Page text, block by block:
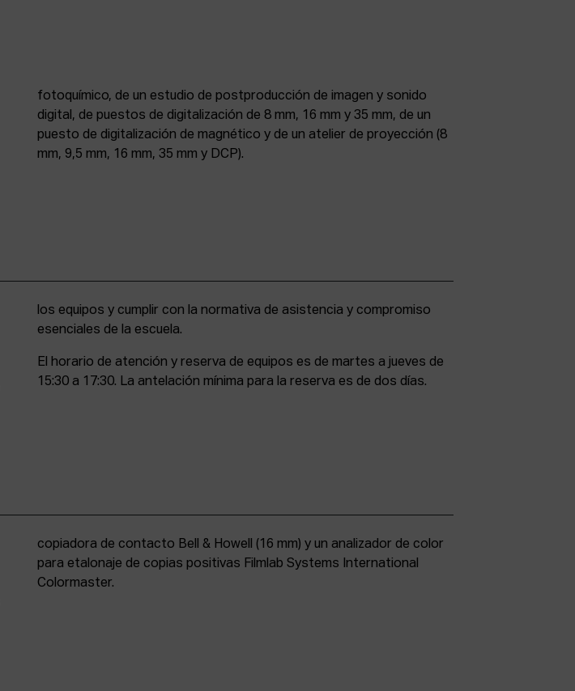
mm, 9,5 mm, 16 mm, 35 mm y DCP).
esenciales de la escuela.
El horario de atención y reserva de equipos es de martes a jueves de
15:30 a 17:30. La antelación mínima para la reserva es de dos días.
Colormaster.